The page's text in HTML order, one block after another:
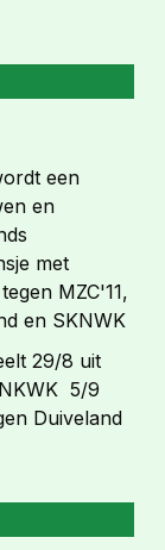
een
en
met
MZC'11,
en SKNWK
29/8 uit
5/9
Duiveland